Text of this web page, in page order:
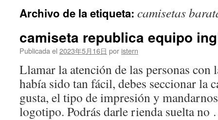
contenido
Archivo de la etiqueta: camisetas
camiseta republica equipo
Publicada el 2023年5月16日 por istern
Llamar la atención de las personas con
había sido tan fácil, debes seccionar la
gusta, el tipo de impresión y
logotipo. Podrás darle rienda suelta